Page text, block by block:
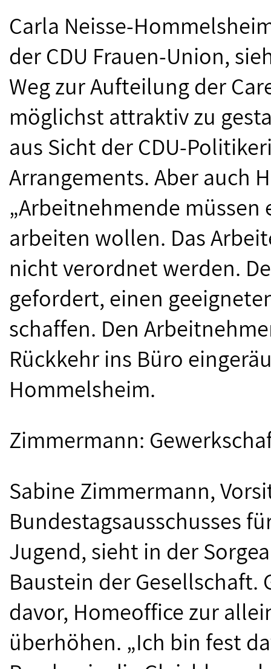
Carla Neisse-
der CDU Frauen-Union,
Weg zur Aufteilung der
möglichst attraktiv zu
aus Sicht der CDU-
Arrangements. Aber auch
„Arbeitnehmende
arbeiten wollen. Das
nicht verordnet werden.
gefordert, einen
schaffen. Den
Rückkehr ins Büro
Hommelsheim.
Zimmermann:
Sabine Zimmermann,
Bundestagsausschusses
Jugend, sieht in der
Baustein der
davor, Homeoffice zur
überhöhen. „Ich bin fest